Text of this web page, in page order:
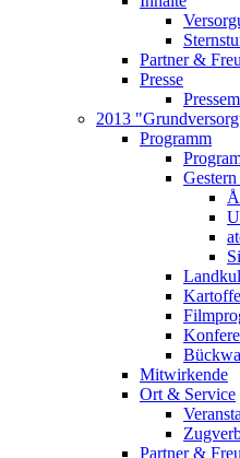
Partner &
Presse
2013
Programm
Mitwirkende
Ort & Service
Partner &